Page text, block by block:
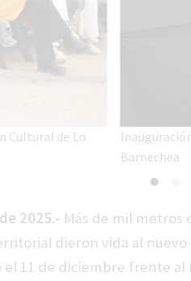
Cultural de Lo
Barnechea
2025.- Más de mil metros
dieron vida al nuevo
el 11 de diciembre frente al